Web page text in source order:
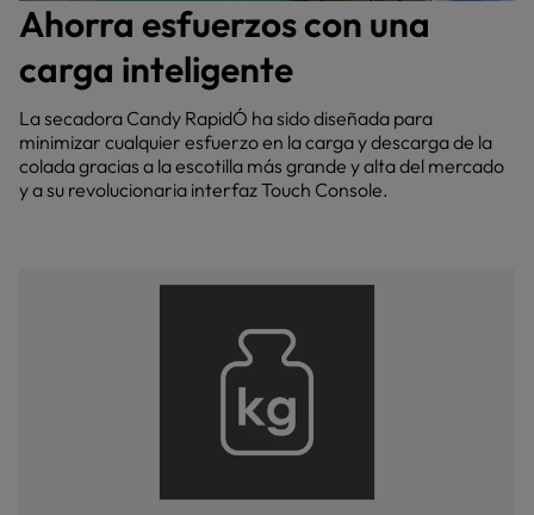
Ahorra esfuerzos con una
carga inteligente
La secadora Candy RapidÓ ha sido diseñada para
minimizar cualquier esfuerzo en la carga y descarga de la
colada gracias a la escotilla más grande y alta del mercado
y a su revolucionaria interfaz Touch Console.